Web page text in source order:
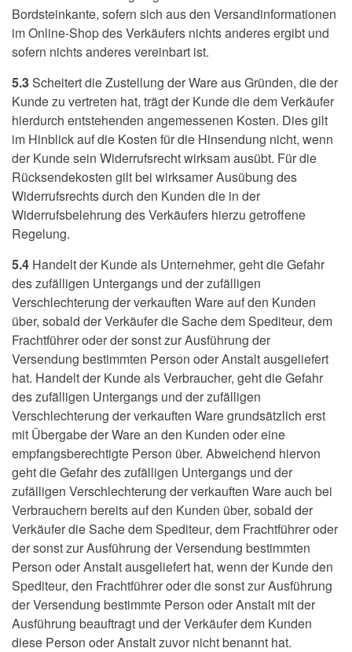
Bordsteinkante, sofern sich aus den Versandinformationen
im Online-Shop des Verkäufers nichts anderes ergibt und
sofern nichts anderes vereinbart ist.
5.3Scheitert die Zustellung der Ware aus Gründen, die der
Kunde zu vertreten hat, trägt der Kunde die dem Verkäufer
hierdurch entstehenden angemessenen Kosten. Dies gilt
im Hinblick auf die Kosten für die Hinsendung nicht, wenn
der Kunde sein Widerrufsrecht wirksam ausübt. Für die
Rücksendekosten gilt bei wirksamer Ausübung des
Widerrufsrechts durch den Kunden die in der
Widerrufsbelehrung des Verkäufers hierzu getroffene
Regelung.
5.4 Handelt der Kunde als Unternehmer, geht die Gefahr
des zufälligen Untergangs und der zufälligen
Verschlechterung der verkauften Ware auf den Kunden
über, sobald der Verkäufer die Sache dem Spediteur, dem
Frachtführer oder der sonst zur Ausführung der
Versendung bestimmten Person oder Anstalt ausgeliefert
hat. Handelt der Kunde als Verbraucher, geht die Gefahr
des zufälligen Untergangs und der zufälligen
Verschlechterung der verkauften Ware grundsätzlich erst
mit Übergabe der Ware an den Kunden oder eine
empfangsberechtigte Person über. Abweichend hiervon
geht die Gefahr des zufälligen Untergangs und der
zufälligen Verschlechterung der verkauften Ware auch bei
Verbrauchern bereits auf den Kunden über, sobald der
Verkäufer die Sache dem Spediteur, dem Frachtführer oder
der sonst zur Ausführung der Versendung bestimmten
Person oder Anstalt ausgeliefert hat, wenn der Kunde den
Spediteur, den Frachtführer oder die sonst zur Ausführung
der Versendung bestimmte Person oder Anstalt mit der
Ausführung beauftragt und der Verkäufer dem Kunden
diese Person oder Anstalt zuvor nicht benannt hat.